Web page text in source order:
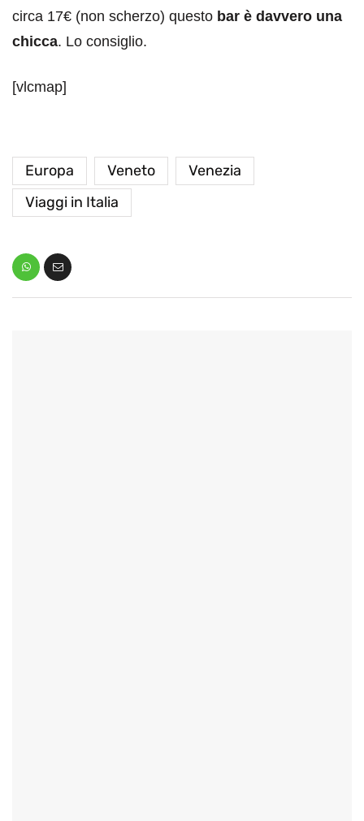
circa 17€ (non scherzo) questo bar è davvero una
chicca. Lo consiglio.
[vlcmap]
Europa Veneto
Venezia
Viaggi in Italia